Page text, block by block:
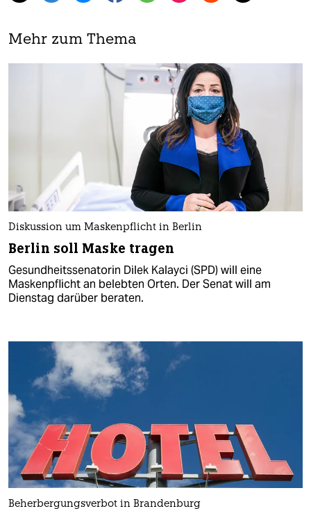
Mehr zum Thema
Diskussion um Maskenpflicht in Berlin
Berlin soll Maske tragen
Gesundheitssenatorin Dilek Kalayci (SPD) will eine
Maskenpflicht an belebten Orten. Der Senat will am
Dienstag darüber beraten.
Beherbergungsverbot in Brandenburg